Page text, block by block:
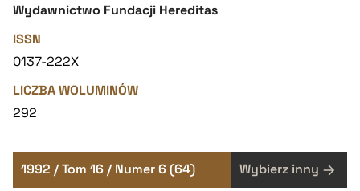
Wydawnictwo Fundacji Hereditas
ISSN
0137-222X
LICZBA WOLUMINÓW
292
1992 / Tom 16 / Numer 6 (64) Wybierz inny